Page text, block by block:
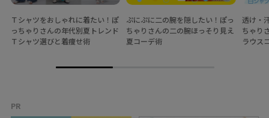
Ｔシャツをおしゃれに着たい！ぽ
っちゃりさんの年代別夏トレンド
Ｔシャツ選びと着痩せ術
ぷにぷに二の腕を隠したい！ぽっ
ちゃりさんの二の腕ほっそり見え
夏コーデ術
透け・
ちゃり
ラウス
PR